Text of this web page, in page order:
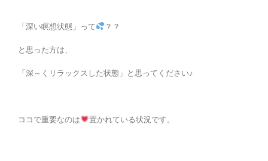
「深い瞑想状態」って ？？
と思った方は、
「深～くリラックスした状態」と思ってください♪
ココで重要なのは 置かれている状況です。